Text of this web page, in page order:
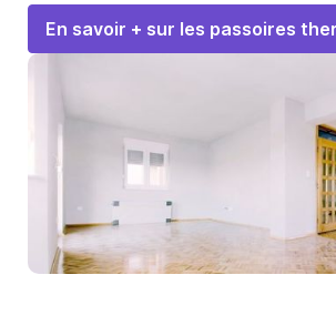
En savoir + sur les passoires